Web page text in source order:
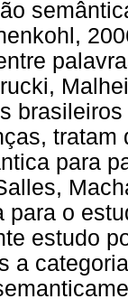
tratam
para
para o
estudo
a